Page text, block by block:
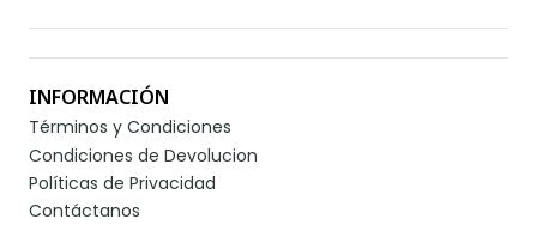
INFORMACIÓN
Términos y Condiciones
Condiciones de Devolucion
Políticas de Privacidad
Contáctanos